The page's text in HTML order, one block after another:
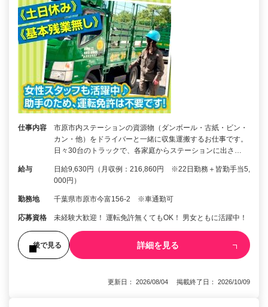
仕事内容
市原市内ステーションの資源物（ダンボール・古紙・ビン・
カン・他）をドライバーと一緒に収集運搬するお仕事です。
日々30台のトラックで、各家庭からステーションに出さ…
給与
日給9,630円（月収例：216,860円 ※22日勤務＋皆勤手当5,
000円）
勤務地 千葉県市原市今富156-2 ※車通勤可
応募資格 未経験大歓迎！ 運転免許無くてもOK！ 男女ともに活躍中！
後で見る 詳細を見る
更新日： 2026/08/04 掲載終了日： 2026/10/09